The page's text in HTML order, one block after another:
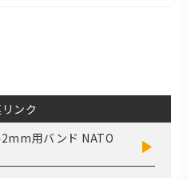
ンク
用バンド NATO